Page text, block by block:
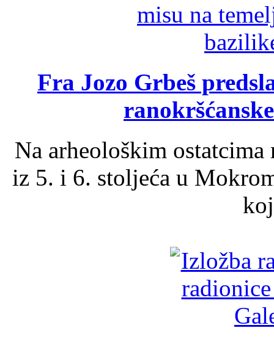
Fra Jozo Grbeš
Na arheološkim
iz 5. i 6. stoljeća u